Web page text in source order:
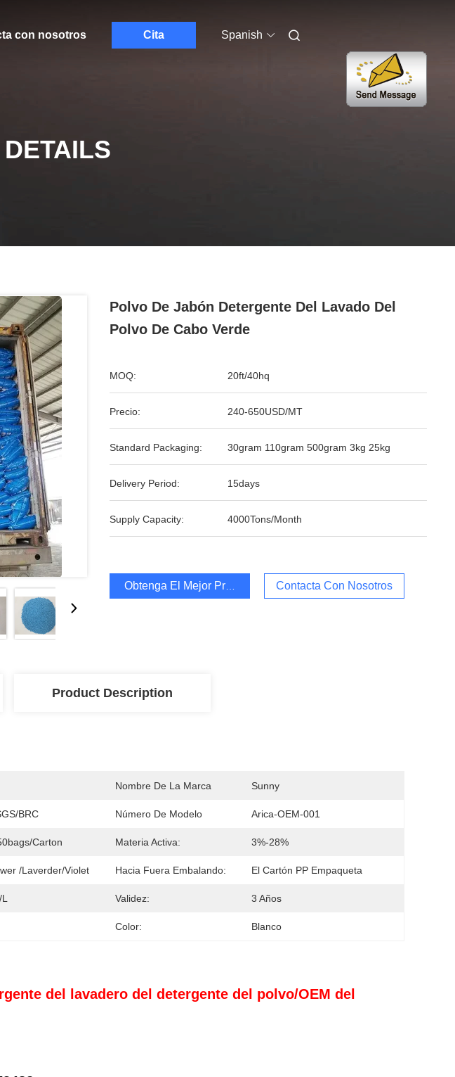
con nosotros Cita Spanish
Polvo De Jabón Detergente Del Lavado Del
Polvo De Cabo Verde
MOQ: 20ft/40hq
Precio: 240-650USD/MT
Standard Packaging: 30gram 110gram 500gram 3kg 25kg
Delivery Period: 15days
Supply Capacity: 4000Tons/Month
Obtenga El Mejor Precio Contacta Con Nosotros
Product Description
Nombre De La Marca Sunny
BRC Número De Modelo Arica-OEM-001
carton Materia Activa: 3%-28%
/Laverder/Violet Hacia Fuera Embalando: El Cartón PP Empaqueta
Validez: 3 Años
Color: Blanco
del lavadero del detergente del polvo/OEM del